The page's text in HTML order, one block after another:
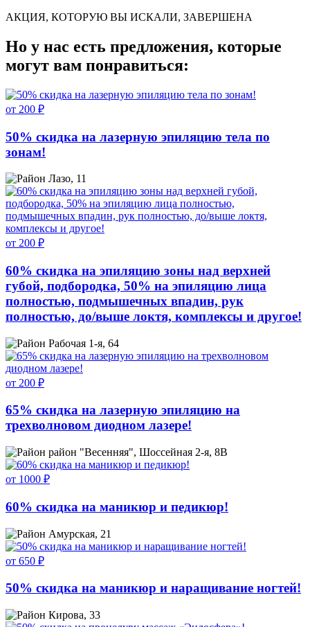
АКЦИЯ, КОТОРУЮ ВЫ ИСКАЛИ, ЗАВЕРШЕНА
Но у нас есть предложения, которые
могут вам понравиться:
от 200 ₽
50% скидка на лазерную эпиляцию тела по
зонам!
Лазо, 11
от 200 ₽
60% скидка на эпиляцию зоны над верхней
губой, подбородка, 50% на эпиляцию лица
полностью, подмышечных впадин, рук
полностью, до/выше локтя, комплексы и другое!
Рабочая 1-я, 64
от 200 ₽
65% скидка на лазерную эпиляцию на
трехволновом диодном лазере!
район "Весенняя", Шоссейная 2-я, 8В
от 1000 ₽
60% скидка на маникюр и педикюр!
Амурская, 21
от 650 ₽
50% скидка на маникюр и наращивание ногтей!
Кирова, 33